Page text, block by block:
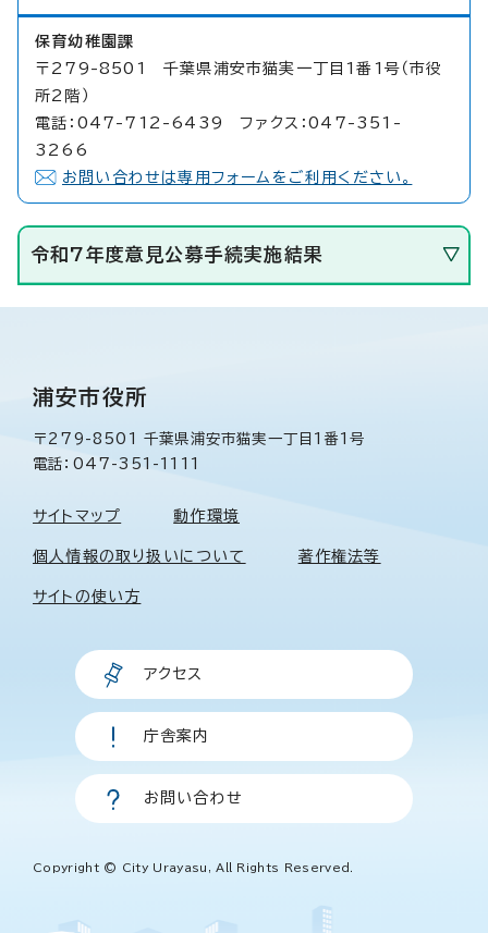
保育幼稚園課
〒279-8501 千葉県浦安市猫実一丁目1番1号（市役
所2階）
電話：047-712-6439 ファクス：047-351-
3266
お問い合わせは専用フォームをご利用ください。
令和7年度意見公募手続実施結果
浦安市役所
〒279-8501 千葉県浦安市猫実一丁目1番1号
電話：047-351-1111
サイトマップ 動作環境
個人情報の取り扱いについて 著作権法等
サイトの使い方
アクセス
庁舎案内
お問い合わせ
Copyright © City Urayasu, All Rights Reserved.